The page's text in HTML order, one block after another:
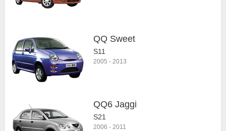
QQ Sweet
S11
2005 - 2013
QQ6 Jaggi
S21
2006 - 2011